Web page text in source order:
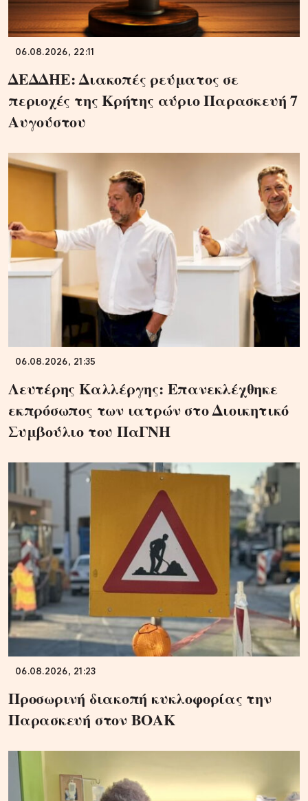
06.08.2026, 22:11
ΔΕΔΔΗΕ: Διακοπές ρεύματος σε
περιοχές της Κρήτης αύριο Παρασκευή 7
Αυγούστου
06.08.2026, 21:35
Λευτέρης Καλλέργης: Επανεκλέχθηκε
εκπρόσωπος των ιατρών στο Διοικητικό
Συμβούλιο του ΠαΓΝΗ
06.08.2026, 21:23
Προσωρινή διακοπή κυκλοφορίας την
Παρασκευή στον ΒΟΑΚ